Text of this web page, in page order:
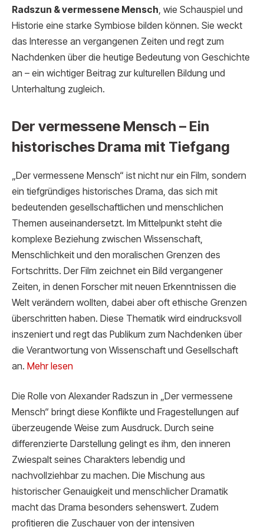
Radszun & vermessene Mensch , wie Schauspiel und
Historie eine starke Symbiose bilden können. Sie weckt
das Interesse an vergangenen Zeiten und regt zum
Nachdenken über die heutige Bedeutung von Geschichte
an – ein wichtiger Beitrag zur kulturellen Bildung und
Unterhaltung zugleich.
Der vermessene Mensch – Ein
historisches Drama mit Tiefgang
„Der vermessene Mensch“ ist nicht nur ein Film, sondern
ein tiefgründiges historisches Drama, das sich mit
bedeutenden gesellschaftlichen und menschlichen
Themen auseinandersetzt. Im Mittelpunkt steht die
komplexe Beziehung zwischen Wissenschaft,
Menschlichkeit und den moralischen Grenzen des
Fortschritts. Der Film zeichnet ein Bild vergangener
Zeiten, in denen Forscher mit neuen Erkenntnissen die
Welt verändern wollten, dabei aber oft ethische Grenzen
überschritten haben. Diese Thematik wird eindrucksvoll
inszeniert und regt das Publikum zum Nachdenken über
die Verantwortung von Wissenschaft und Gesellschaft
an. Mehr lesen
Die Rolle von Alexander Radszun in „Der vermessene
Mensch“ bringt diese Konflikte und Fragestellungen auf
überzeugende Weise zum Ausdruck. Durch seine
differenzierte Darstellung gelingt es ihm, den inneren
Zwiespalt seines Charakters lebendig und
nachvollziehbar zu machen. Die Mischung aus
historischer Genauigkeit und menschlicher Dramatik
macht das Drama besonders sehenswert. Zudem
profitieren die Zuschauer von der intensiven